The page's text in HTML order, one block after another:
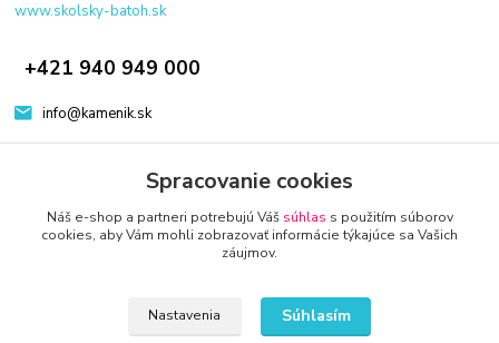
www.skolsky-batoh.sk
+421 940 949 000
info@kamenik.sk
Eshop-rychlo.sk
Spracovanie cookies
Náš e-shop a partneri potrebujú Váš súhlas s použitím súborov
cookies, aby Vám mohli zobrazovať informácie týkajúce sa Vašich
záujmov.
Nastavenia Súhlasím